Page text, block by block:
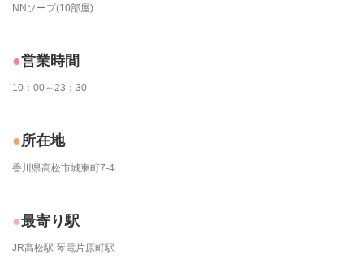
NNソープ(10部屋)
営業時間
10：00～23：30
所在地
香川県高松市城東町7-4
最寄り駅
JR高松駅 琴電片原町駅